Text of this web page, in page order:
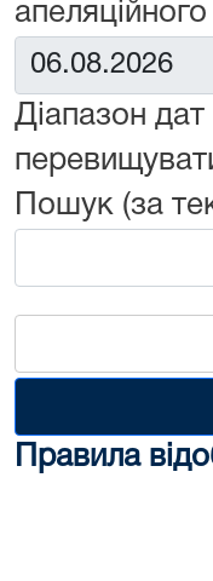
Від:
Діапазон
Пошук (за
Правила